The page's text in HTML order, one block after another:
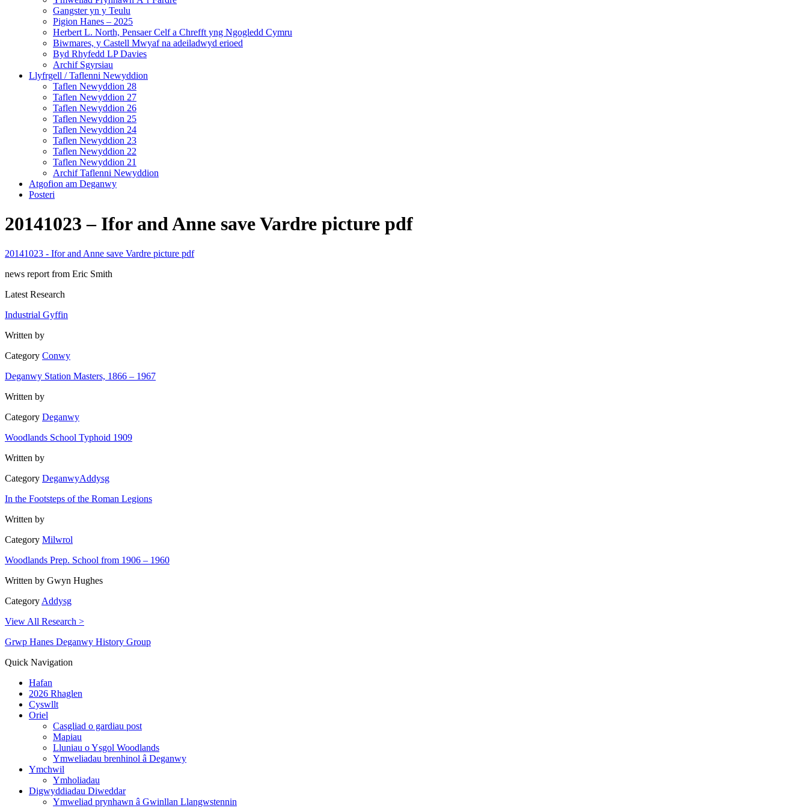
Gangster yn y Teulu
Pigion Hanes – 2025
Herbert L. North, Pensaer Celf a Chrefft yng Ngogledd Cymru
Biwmares, y Castell Mwyaf na adeiladwyd erioed
Byd Rhyfedd LP Davies
Archif Sgyrsiau
Llyfrgell / Taflenni Newyddion
Taflen Newyddion 28
Taflen Newyddion 27
Taflen Newyddion 26
Taflen Newyddion 25
Taflen Newyddion 24
Taflen Newyddion 23
Taflen Newyddion 22
Taflen Newyddion 21
Archif Taflenni Newyddion
Atgofion am Deganwy
Posteri
20141023 – Ifor and Anne save Vardre picture pdf
20141023 - Ifor and Anne save Vardre picture pdf
news report from Eric Smith
Latest Research
Industrial Gyffin
Written by
Category Conwy
Deganwy Station Masters, 1866 – 1967
Written by
Category Deganwy
Woodlands School Typhoid 1909
Written by
Category DeganwyAddysg
In the Footsteps of the Roman Legions
Written by
Category Milwrol
Woodlands Prep. School from 1906 – 1960
Written by Gwyn Hughes
Category Addysg
View All Research >
Grwp Hanes Deganwy History Group
Quick Navigation
Hafan
2026 Rhaglen
Cyswllt
Oriel
Casgliad o gardiau post
Mapiau
Lluniau o Ysgol Woodlands
Ymweliadau brenhinol â Deganwy
Ymchwil
Ymholiadau
Digwyddiadau Diweddar
Ymweliad prynhawn â Gwinllan Llangwstennin